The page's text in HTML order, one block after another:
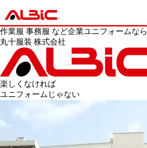
作業服 事務服 など企業ユニフォームなら
丸十服装 株式会社
楽しくなければ
ユニフォームじゃない